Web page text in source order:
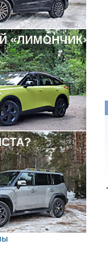
«ЛИМОНЧИК»